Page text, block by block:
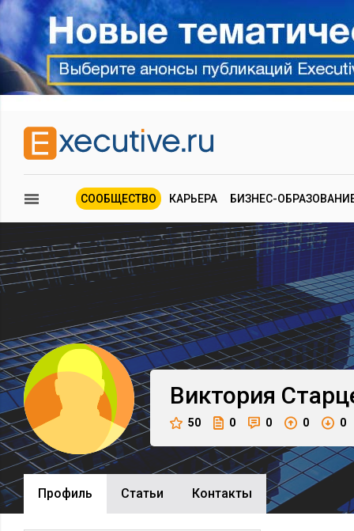
СООБЩЕСТВО КАРЬЕРА БИЗНЕС-
Виктория
50 0 0 0 0
Профиль Cтатьи Контакты